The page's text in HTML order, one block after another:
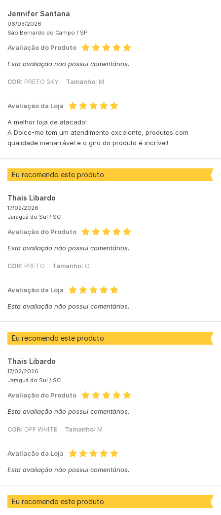
Jennifer Santana
06/03/2026
São Bernardo do Campo / SP
Avaliação do Produto
Esta avaliação não possui comentários.
COR: PRETO SKY Tamanho: M
Avaliação da Loja
A melhor loja de atacado!
A Dolce-me tem um atendimento excelente, produtos com
qualidade inenarrável e o giro do produto é incrível!
Eu recomendo este produto
Thais Libardo
17/02/2026
Jaraguá do Sul / SC
Avaliação do Produto
Esta avaliação não possui comentários.
COR: PRETO Tamanho: G
Avaliação da Loja
Esta avaliação não possui comentários.
Eu recomendo este produto
Thais Libardo
17/02/2026
Jaraguá do Sul / SC
Avaliação do Produto
Esta avaliação não possui comentários.
COR: OFF WHITE Tamanho: M
Avaliação da Loja
Esta avaliação não possui comentários.
Eu recomendo este produto